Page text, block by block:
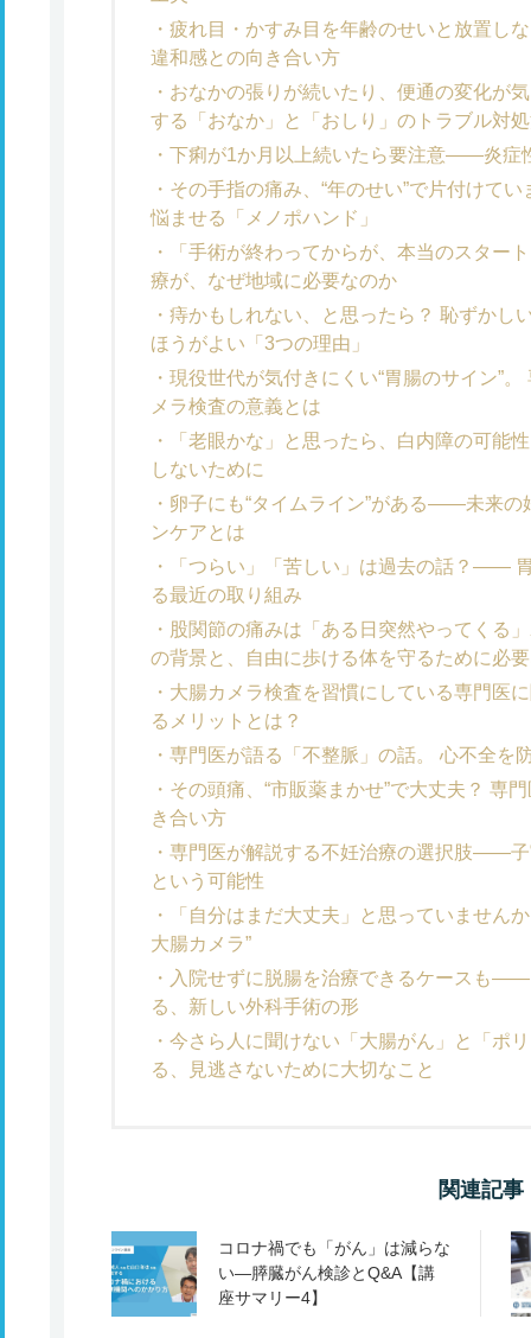
疲れ目・かすみ目を年齢のせいと放置し
違和感との向き合い方
おなかの張りが続いたり、便通の変化が
する「おなか」と「おしり」のトラブル対
下痢が1か月以上続いたら要注意——炎症
その手指の痛み、“年のせい”で片付けて
悩ませる「メノポハンド」
「手術が終わってからが、本当のスター
療が、なぜ地域に必要なのか
痔かもしれない、と思ったら？ 恥ずかし
ほうがよい「3つの理由」
現役世代が気付きにくい“胃腸のサイン”
メラ検査の意義とは
「老眼かな」と思ったら、白内障の可能
しないために
卵子にも“タイムライン”がある——未来の
ンケアとは
「つらい」「苦しい」は過去の話？——
る最近の取り組み
股関節の痛みは「ある日突然やってくる
の背景と、自由に歩ける体を守るために必
大腸カメラ検査を習慣にしている専門医
るメリットとは？
専門医が語る「不整脈」の話。 心不全を
その頭痛、“市販薬まかせ”で大丈夫？ 専
き合い方
専門医が解説する不妊治療の選択肢——
という可能性
「自分はまだ大丈夫」と思っていません
大腸カメラ”
入院せずに脱腸を治療できるケースも
る、新しい外科手術の形
今さら人に聞けない「大腸がん」と「ポ
る、見逃さないために大切なこと
関連記事
コロナ禍でも「がん」は減らな
い―膵臓がん検診とQ&A【講
座サマリー4】